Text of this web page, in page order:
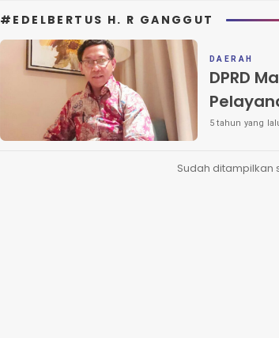
#EDELBERTUS H. R GANGGUT
DAERAH
DPRD
5 tahun yang
Sudah ditampilkan